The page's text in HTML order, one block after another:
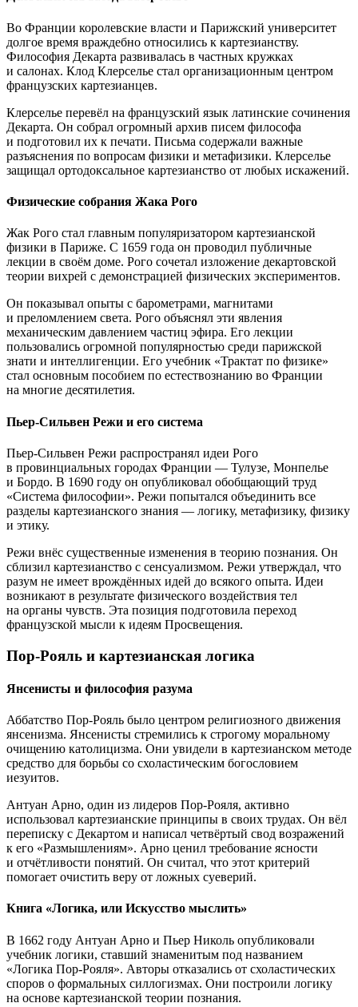
Во Франции королевские власти и Парижский университет
долгое время враждебно относились к картезианству.
Философия Декарта развивалась в частных кружках
и салонах. Клод Клерселье стал организационным центром
французских картезианцев.
Клерселье перевёл на французский язык латинские сочинения
Декарта. Он собрал огромный архив писем философа
и подготовил их к печати. Письма содержали важные
разъяснения по вопросам физики и метафизики. Клерселье
защищал ортодоксальное картезианство от любых искажений.
Физические собрания Жака Рого
Жак Рого стал главным популяризатором картезианской
физики в Париже. С 1659 года он проводил публичные
лекции в своём доме. Рого сочетал изложение декартовской
теории вихрей с демонстрацией физических экспериментов.
Он показывал опыты с барометрами, магнитами
и преломлением света. Рого объяснял эти явления
механическим давлением частиц эфира. Его лекции
пользовались огромной популярностью среди парижской
знати и интеллигенции. Его учебник «Трактат по физике»
стал основным пособием по естествознанию во Франции
на многие десятилетия.
Пьер-Сильвен Режи и его система
Пьер-Сильвен Режи распространял идеи Рого
в провинциальных городах Франции — Тулузе, Монпелье
и Бордо. В 1690 году он опубликовал обобщающий труд
«Система философии». Режи попытался объединить все
разделы картезианского знания — логику, метафизику, физику
и этику.
Режи внёс существенные изменения в теорию познания. Он
сблизил картезианство с сенсуализмом. Режи утверждал, что
разум не имеет врождённых идей до всякого опыта. Идеи
возникают в результате физического воздействия тел
на органы чувств. Эта позиция подготовила переход
французской мысли к идеям Просвещения.
Пор-Рояль и картезианская логика
Янсенисты и философия разума
Аббатство Пор-Рояль было центром религиозного движения
янсенизма. Янсенисты стремились к строгому моральному
очищению католицизма. Они увидели в картезианском методе
средство для борьбы со схоластическим богословием
иезуитов.
Антуан Арно, один из лидеров Пор-Рояля, активно
использовал картезианские принципы в своих трудах. Он вёл
переписку с Декартом и написал четвёртый свод возражений
к его «Размышлениям». Арно ценил требование ясности
и отчётливости понятий. Он считал, что этот критерий
помогает очистить веру от ложных суеверий.
Книга «Логика, или Искусство мыслить»
В 1662 году Антуан Арно и Пьер Николь опубликовали
учебник логики, ставший знаменитым под названием
«Логика Пор-Рояля». Авторы отказались от схоластических
споров о формальных силлогизмах. Они построили логику
на основе картезианской теории познания.